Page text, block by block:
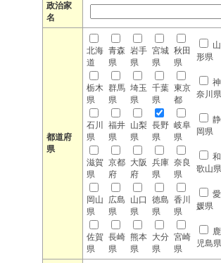
政治家
名
都道府
県
北海
道
青森
県
岩手
県
宮城
県
秋田
県
山
形県
栃木
県
群馬
県
埼玉
県
千葉
県
東京
都
神
奈川県
石川
県
福井
県
山梨
県
長野
県
岐阜
県
静
岡県
滋賀
県
京都
府
大阪
府
兵庫
県
奈良
県
和
歌山県
岡山
県
広島
県
山口
県
徳島
県
香川
県
愛
媛県
佐賀
県
長崎
県
熊本
県
大分
県
宮崎
県
鹿
児島県